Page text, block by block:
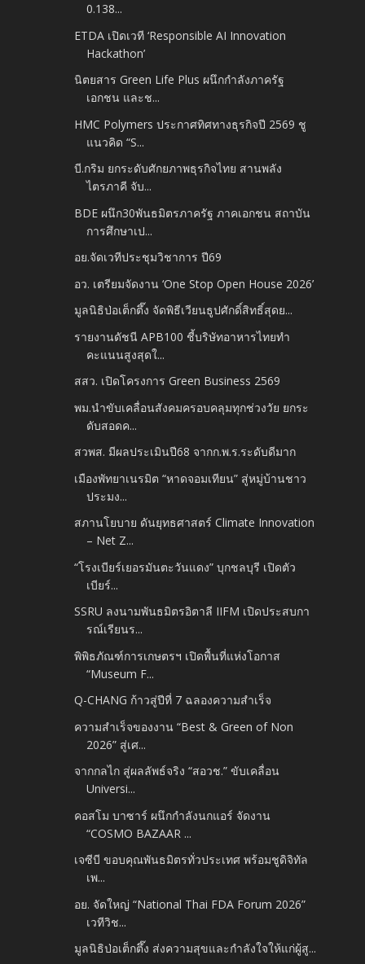
0.138...
ETDA เปิดเวที ‘Responsible AI Innovation
Hackathon’
นิตยสาร Green Life Plus ผนึกกำลังภาครัฐ
เอกชน และช...
HMC Polymers ประกาศทิศทางธุรกิจปี 2569 ชู
แนวคิด “S...
บี.กริม ยกระดับศักยภาพธุรกิจไทย สานพลัง
ไตรภาคี จับ...
BDE ผนึก30พันธมิตรภาครัฐ ภาคเอกชน สถาบัน
การศึกษาเป...
อย.จัดเวทีประชุมวิชาการ ปี69
อว. เตรียมจัดงาน ‘One Stop Open House 2026’
มูลนิธิป่อเต็กตึ๊ง จัดพิธีเวียนธูปศักดิ์สิทธิ์สุดย...
รายงานดัชนี APB100 ชี้บริษัทอาหารไทยทำ
คะแนนสูงสุดใ...
สสว. เปิดโครงการ Green Business 2569
พม.นำขับเคลื่อนสังคมครอบคลุมทุกช่วงวัย ยกระ
ดับสอดค...
สวพส. มีผลประเมินปี68 จากก.พ.ร.ระดับดีมาก
เมืองพัทยาเนรมิต “หาดจอมเทียน” สู่หมู่บ้านชาว
ประมง...
สภานโยบาย ดันยุทธศาสตร์ Climate Innovation
– Net Z...
“โรงเบียร์เยอรมันตะวันแดง” บุกชลบุรี เปิดตัว
เบียร์...
SSRU ลงนามพันธมิตรอิตาลี IIFM เปิดประสบกา
รณ์เรียนร...
พิพิธภัณฑ์การเกษตรฯ เปิดพื้นที่แห่งโอกาส
“Museum F...
Q-CHANG ก้าวสู่ปีที่ 7 ฉลองความสำเร็จ
ความสำเร็จของงาน “Best & Green of Non
2026” สู่เศ...
จากกลไก สู่ผลลัพธ์จริง “สอวช.” ขับเคลื่อน
Universi...
คอสโม บาซาร์ ผนึกกำลังนกแอร์ จัดงาน
“COSMO BAZAAR ...
เจซีบี ขอบคุณพันธมิตรทั่วประเทศ พร้อมชูดิจิทัล
เพ...
อย. จัดใหญ่ “National Thai FDA Forum 2026”
เวทีวิช...
มูลนิธิป่อเต็กตึ๊ง ส่งความสุขและกำลังใจให้แก่ผู้สู...